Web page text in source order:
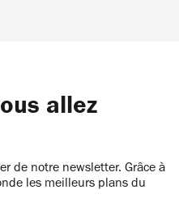
allez
de notre newsletter. Grâce à
les meilleurs plans du